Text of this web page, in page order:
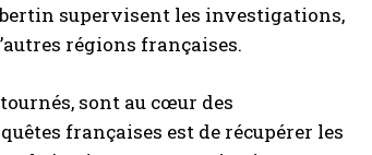
supervisent les investigations,
régions françaises.
sont au cœur des
françaises est de récupérer les